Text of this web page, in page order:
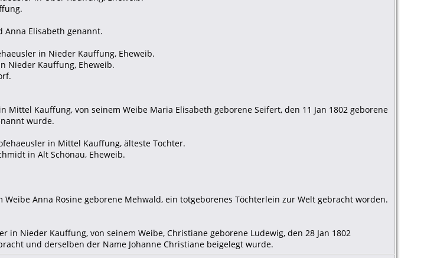
Elisabeth genannt.
in Nieder Kauffung, Eheweib.
Nieder Kauffung, Eheweib.
Kauffung, von seinem Weibe Maria Elisabeth geborene Seifert, den 11 Jan 1802 geborene
wurde.
in Mittel Kauffung, älteste Tochter.
in Alt Schönau, Eheweib.
Anna Rosine geborene Mehwald, ein totgeborenes Töchterlein zur Welt gebracht worden.
in Nieder Kauffung, von seinem Weibe, Christiane geborene Ludewig, den 28 Jan 1802
und derselben der Name Johanne Christiane beigelegt wurde.